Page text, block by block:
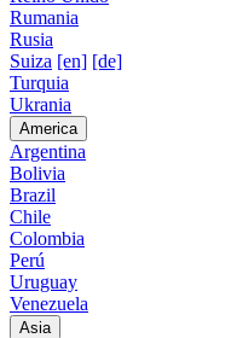
Rumania
Rusia
Suiza [en] [de]
Turquia
Ukrania
America
Argentina
Bolivia
Brazil
Chile
Colombia
Perú
Uruguay
Venezuela
Asia